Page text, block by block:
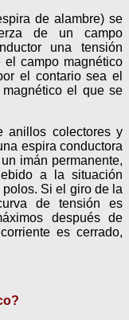
de alambre) se
de un campo
una tensión
el campo magnético
el contario sea el
el que se
anillos colectores y
espira conductora
imán permanente,
a la situación
Si el giro de la
de tensión es
después de
es cerrado,